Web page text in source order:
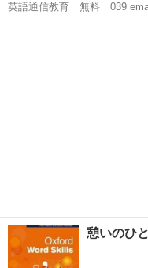
英語通信教育 無料 039 emailのみで教科書を学んでいく英語の通信
憩いのひ